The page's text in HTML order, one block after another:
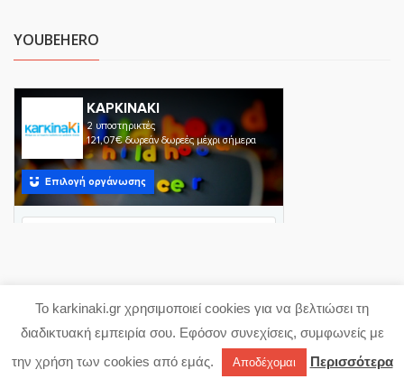
YOUBEHERO
Copyright 2023 karkinaki.gr
Powered with ♥ byproDigi
Το karkinaki.gr χρησιμοποιεί cookies για να βελτιώσει τη
διαδικτυακή εμπειρία σου. Εφόσον συνεχίσεις, συμφωνείς με
την χρήση των cookies από εμάς.
Αποδέχομαι Περισσότερα